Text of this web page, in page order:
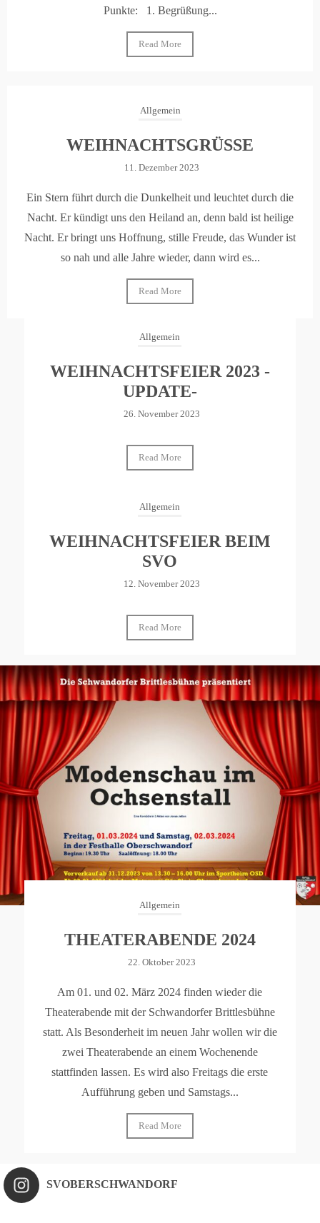
Punkte: 1. Begrüßung...
Read More
Allgemein
WEIHNACHTSGRÜSSE
11. Dezember 2023
Ein Stern führt durch die Dunkelheit und leuchtet durch die
Nacht. Er kündigt uns den Heiland an, denn bald ist heilige
Nacht. Er bringt uns Hoffnung, stille Freude, das Wunder ist
so nah und alle Jahre wieder, dann wird es...
Read More
Allgemein
WEIHNACHTSFEIER 2023 -
UPDATE-
26. November 2023
Read More
Allgemein
WEIHNACHTSFEIER BEIM
SVO
12. November 2023
Read More
Allgemein
THEATERABENDE 2024
22. Oktober 2023
Am 01. und 02. März 2024 finden wieder die
Theaterabende mit der Schwandorfer Brittlesbühne
statt. Als Besonderheit im neuen Jahr wollen wir die
zwei Theaterabende an einem Wochenende
stattfinden lassen. Es wird also Freitags die erste
Aufführung geben und Samstags...
Read More
SVOBERSCHWANDORF